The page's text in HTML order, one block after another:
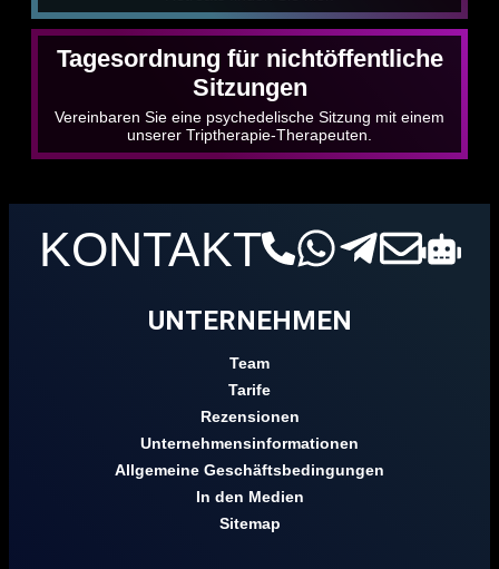
Tagesordnung für nichtöffentliche
Sitzungen
Vereinbaren Sie eine psychedelische Sitzung mit einem
unserer Triptherapie-Therapeuten.
KONTAKT
UNTERNEHMEN
Team
Tarife
Rezensionen
Unternehmensinformationen
Allgemeine Geschäftsbedingungen
In den Medien
Sitemap